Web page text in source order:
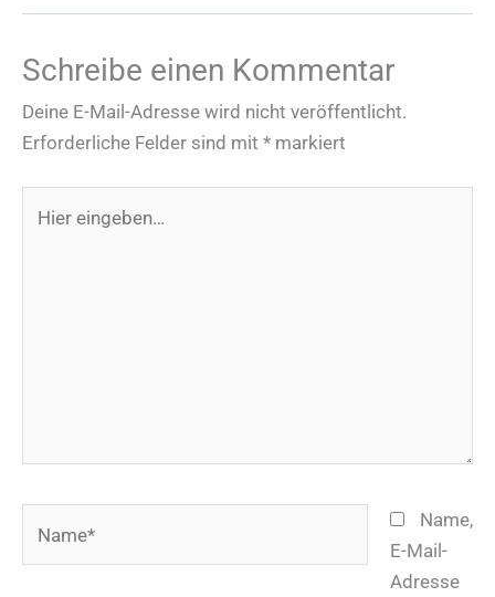
Schreibe einen Kommentar
Deine E-Mail-Adresse wird nicht veröffentlicht.
Erforderliche Felder sind mit * markiert
eingeben…
Name,
E-Mail-
Adresse